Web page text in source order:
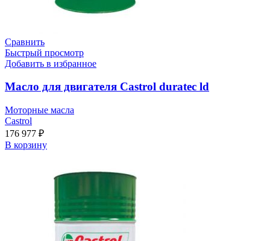
Сравнить
Быстрый просмотр
Добавить в избранное
Масло для двигателя Castrol duratec ld
Моторные масла
Castrol
176 977 ₽
В корзину